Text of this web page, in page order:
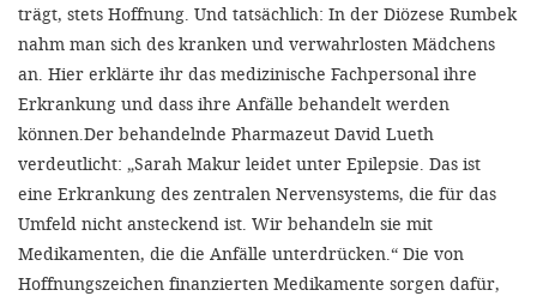
trägt, stets Hoffnung. Und tatsächlich: In der Diözese Rumbek
nahm man sich des kranken und verwahrlosten Mädchens
an. Hier erklärte ihr das medizinische Fachpersonal ihre
Erkrankung und dass ihre Anfälle behandelt werden
können.Der behandelnde Pharmazeut David Lueth
verdeutlicht: „Sarah Makur leidet unter Epilepsie. Das ist
eine Erkrankung des zentralen Nervensystems, die für das
Umfeld nicht ansteckend ist. Wir behandeln sie mit
Medikamenten, die die Anfälle unterdrücken.“ Die von
Hoffnungszeichen finanzierten Medikamente sorgen dafür,